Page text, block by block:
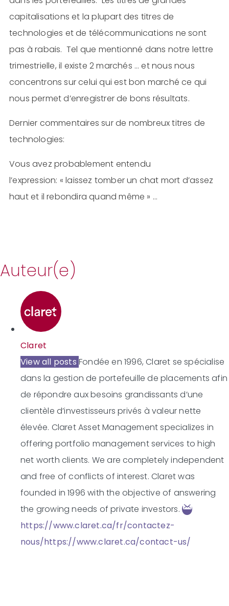
capitalisations et la plupart des titres de
technologies et de télécommunications ne sont
pas à rabais. Tel que mentionné dans notre lettre
trimestrielle, il existe 2 marchés … et nous nous
concentrons sur celui qui est bon marché ce qui
nous permet d’enregistrer de bons résultats.
Dernier commentaires sur de nombreux titres de
technologies:
Vous avez probablement entendu
l’expression: « laissez tomber un chat mort d’assez
haut et il rebondira quand même » …
Auteur(e)
Claret
View all posts Fondée en 1996, Claret se spécialise
dans la gestion de portefeuille de placements afin
de répondre aux besoins grandissants d’une
clientèle d’investisseurs privés à valeur nette
élevée. Claret Asset Management specializes in
offering portfolio management services to high
net worth clients. We are completely independent
and free of conflicts of interest. Claret was
founded in 1996 with the objective of answering
the growing needs of private investors.
https://www.claret.ca/fr/contactez-
nous/https://www.claret.ca/contact-us/